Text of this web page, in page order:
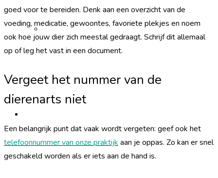
Reviews
goed voor te bereiden. Denk aan een overzicht van de
voeding, medicatie, gewoontes, favoriete plekjes en noem
ook hoe jouw dier zich meestal gedraagt. Schrijf dit allemaal
op of leg het vast in een document.
Vergeet het nummer van de
dierenarts niet
Een belangrijk punt dat vaak wordt vergeten: geef ook het
telefoonnummer van onze praktijk aan je oppas. Zo kan er snel
geschakeld worden als er iets aan de hand is.